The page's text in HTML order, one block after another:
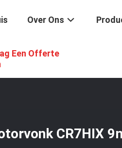
Over Ons
Een OfferteVan De Motorfietsmotor
CR7HIX